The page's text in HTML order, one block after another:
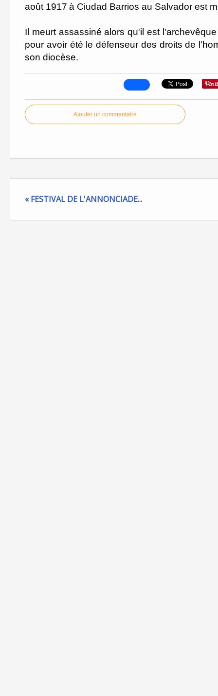
août 1917 à Ciudad Barrios au Salvador est
Il meurt assassiné alors qu'il est
pour avoir été le défenseur des droits de
son diocèse.
Ajouter un commentaire
« FESTIVAL DE L'ANNONCIADE...